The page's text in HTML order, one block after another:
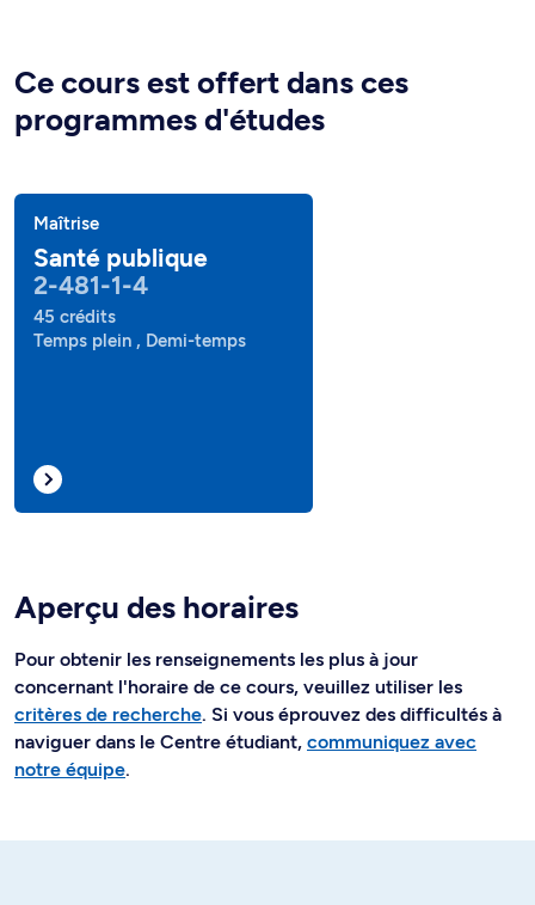
Ce cours est offert dans ces
programmes d'études
Maîtrise
Santé publique
2-481-1-4
45 crédits
Temps plein , Demi-temps
Aperçu des horaires
Pour obtenir les renseignements les plus à jour
concernant l'horaire de ce cours, veuillez utiliser les
critères de recherche. Si vous éprouvez des difficultés à
naviguer dans le Centre étudiant, communiquez avec
notre équipe.